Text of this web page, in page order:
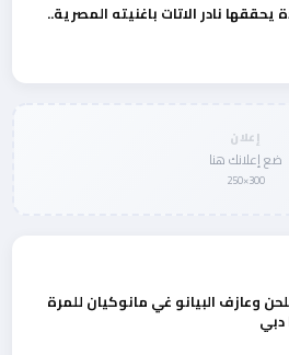
يحققها نادر الاتات باغنيته المصرية..
إعلان
ضع إعلانك هنا
300×250
وعازف البيانو غي مانوكيان للمرة
دبي